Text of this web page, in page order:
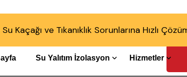
Kaçağı ve Tıkanıklık Sorunlarına Hızlı
Su Yalıtım İzolasyon Hizmetler